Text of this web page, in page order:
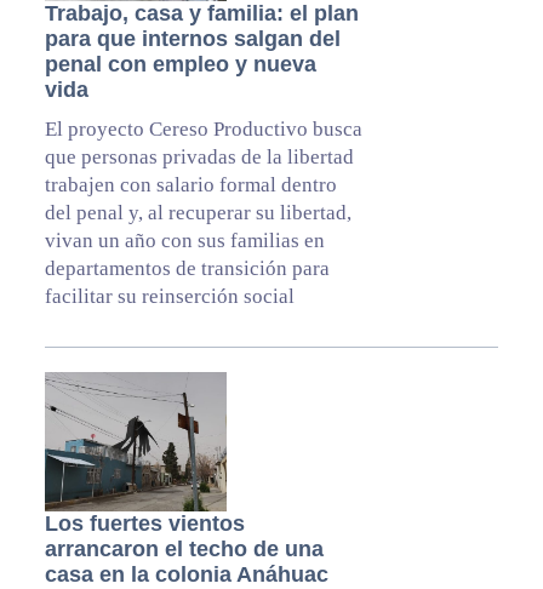
Trabajo, casa y familia: el plan
para que internos salgan del
penal con empleo y nueva
vida
El proyecto Cereso Productivo busca
que personas privadas de la libertad
trabajen con salario formal dentro
del penal y, al recuperar su libertad,
vivan un año con sus familias en
departamentos de transición para
facilitar su reinserción social
Los fuertes vientos
arrancaron el techo de una
casa en la colonia Anáhuac